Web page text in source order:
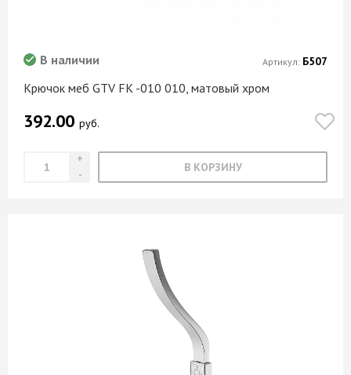
Крючок меб GTV FK -010 010, матовый хром
В наличии
392.00 руб.
В КОРЗИНУ
Артикул: Б507